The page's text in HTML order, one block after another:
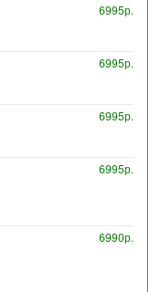
6995р.
6995р.
6995р.
6995р.
6990р.